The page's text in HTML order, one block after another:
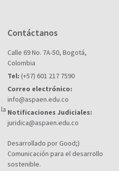
Contáctanos
Calle 69 No. 7A-50, Bogotá,
Colombia
Tel: (+57) 601 217 7590
Correo electrónico:
info@aspaen.edu.co
Notificaciones Judiciales:
juridica@aspaen.edu.co
Desarrollado por Good;)
Comunicación para el desarrollo
sostenible.